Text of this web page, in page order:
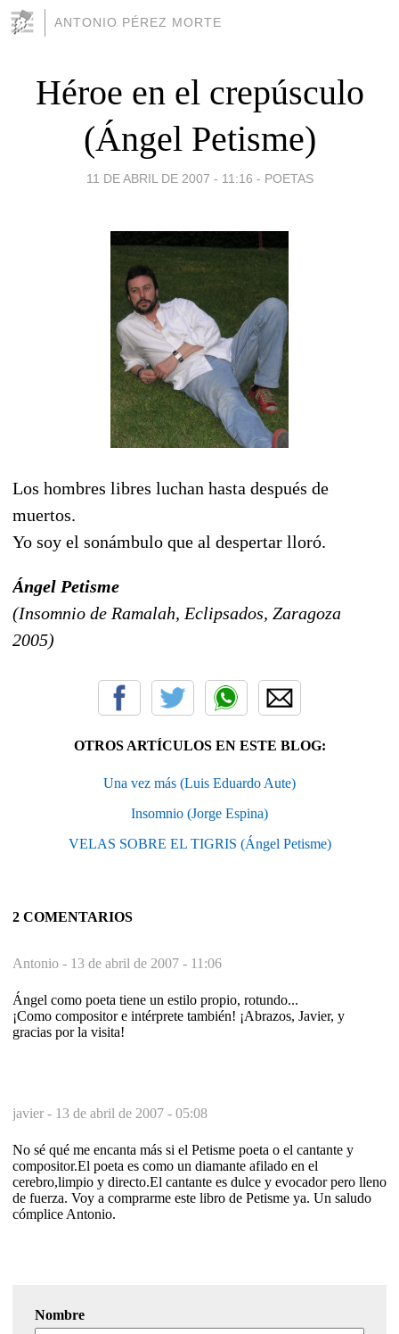
ANTONIO PÉREZ MORTE
Héroe en el crepúsculo
(Ángel Petisme)
11 DE ABRIL DE 2007 - 11:16 - POETAS
Los hombres libres luchan hasta después de
muertos.
Yo soy el sonámbulo que al despertar lloró.
Ángel Petisme
(Insomnio de Ramalah, Eclipsados, Zaragoza
2005)
OTROS ARTÍCULOS EN ESTE BLOG:
Una vez más (Luis Eduardo Aute)
Insomnio (Jorge Espina)
VELAS SOBRE EL TIGRIS (Ángel Petisme)
2 COMENTARIOS
Antonio - 13 de abril de 2007 - 11:06
Ángel como poeta tiene un estilo propio, rotundo...
¡Como compositor e intérprete también! ¡Abrazos, Javier, y
gracias por la visita!
javier - 13 de abril de 2007 - 05:08
No sé qué me encanta más si el Petisme poeta o el cantante y
compositor.El poeta es como un diamante afilado en el
cerebro,limpio y directo.El cantante es dulce y evocador pero lleno
de fuerza. Voy a comprarme este libro de Petisme ya. Un saludo
cómplice Antonio.
Nombre